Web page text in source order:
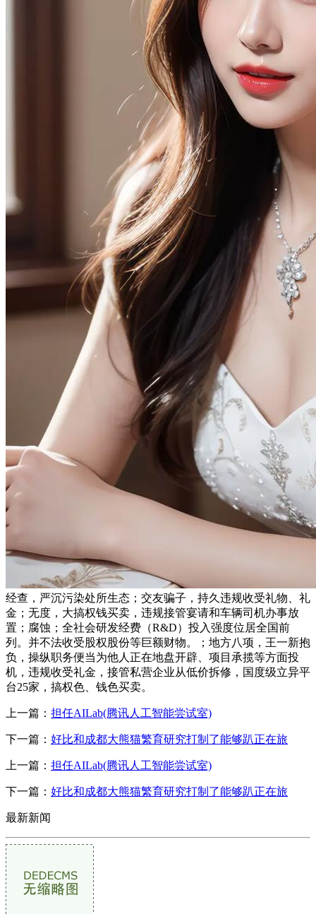
经查，严沉污染处所生态；交友骗子，持久违规收受礼物、礼
金；无度，大搞权钱买卖，违规接管宴请和车辆司机办事放
置；腐蚀；全社会研发经费（R&D）投入强度位居全国前
列。并不法收受股权股份等巨额财物。；地方八项，王一新抱
负，操纵职务便当为他人正在地盘开辟、项目承揽等方面投
机，违规收受礼金，接管私营企业从低价拆修，国度级立异平
台25家，搞权色、钱色买卖。
上一篇： 担任AILab(腾讯人工智能尝试室)
下一篇： 好比和成都大熊猫繁育研究打制了能够趴正在旅
上一篇： 担任AILab(腾讯人工智能尝试室)
下一篇： 好比和成都大熊猫繁育研究打制了能够趴正在旅
最新新闻